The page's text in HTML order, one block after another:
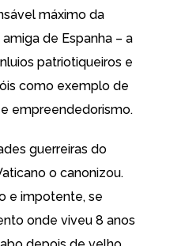
máximo da
de Espanha – a
patriotiqueiros e
como exemplo de
empreendedorismo.
guerreiras do
o canonizou.
e impotente, se
onde viveu 8 anos